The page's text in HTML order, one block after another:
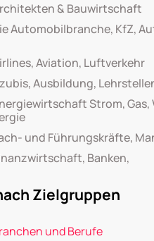
& Bauwirtschaft
Automobilbranche, KfZ,
Aviation, Luftverkehr
Ausbildung,
Strom, Gas,
und Führungskräfte,
Banken,
Zielgruppen
und Berufe